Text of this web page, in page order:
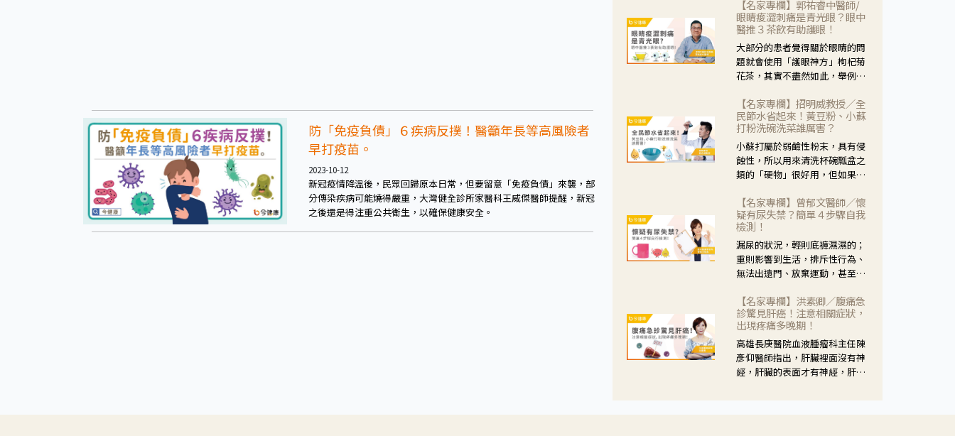
防「免疫負債」６疾病反撲！醫籲年長等高風險者
早打疫苗。
2023-10-12
新冠疫情降溫後，民眾回歸原本日常，但要留意「免疫負債」來襲，部
分傳染疾病可能燒得嚴重，大灣健全診所家醫科王威傑醫師提醒，新冠
之後還是得注重公共衛生，以確保健康安全。
【名家專欄】郭祐睿中醫師/
眼睛痠澀刺痛是青光眼？眼中
醫推３茶飲有助護眼！
大部分的患者覺得關於眼睛的問
題就會使用「護眼神方」枸杞菊
花茶，其實不盡然如此，舉例來
紅、眼睛痛、眼屎多而且顏色
黃，當然就可以使用枸杞菊花
茶，但是枸杞的劑量要少，菊花
的劑量要多；若是有以上症狀以
外，眼睛還會有灼熱感，眼屎多
到會「牽絲」，也就是水樣分泌
了，這時候就要使用菊花、金銀
花來治療；假如單純的眼睛乾
澀，結膜沒有紅，眼睛周圍沒有
眼屎，這種情況是屬於「陰
虛」，就可以使用枸杞、蓮藕、
麥門冬、山藥等比較滋潤的藥
【名家專欄】招明威教授／全
民節水省起來！黃豆粉、小蘇
打粉洗碗洗菜誰厲害？
小蘇打屬於弱鹼性粉末，具有侵
蝕性，所以用來清洗杯碗瓢盆之
類的「硬物」很好用，但如果用
特別注意用法用量，使用過多或
是浸泡太久，容易腐蝕蔬菜的纖
維，讓菜軟掉不清脆。
【名家專欄】曾郁文醫師／懷
疑有尿失禁？簡單４步驟自我
檢測！
漏尿的狀況，輕則底褲濕濕的；
重則影響到生活，排斥性行為、
無法出遠門、放棄運動，甚至怕
禁」的症狀，長期下來不敢與朋
友往來，低潮陰霾造成憂鬱症。
【名家專欄】洪素卿／腹痛急
診驚見肝癌！注意相關症狀，
出現疼痛多晚期！
高雄長庚醫院血液腫瘤科主任陳
彥仰醫師指出，肝臟裡面沒有神
經，肝臟的表面才有神經，肝臟